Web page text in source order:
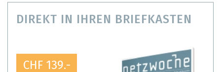
DIREKT IN IHREN BRIEFKASTEN
CHF 139.-